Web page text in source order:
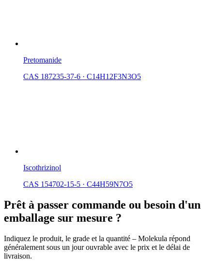
Pretomanide
CAS 187235-37-6 · C14H12F3N3O5
Iscothrizinol
CAS 154702-15-5 · C44H59N7O5
Prêt à passer commande ou besoin d'un
emballage sur mesure ?
Indiquez le produit, le grade et la quantité – Molekula répond
généralement sous un jour ouvrable avec le prix et le délai de
livraison.